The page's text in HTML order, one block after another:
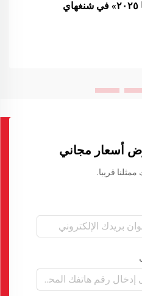
أسعار مجاني
قريبا.